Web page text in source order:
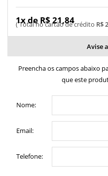
R$
1x de R$ 21,84
Avise
Preencha os campos abaixo
que este
Nome:
Email:
Telefone: